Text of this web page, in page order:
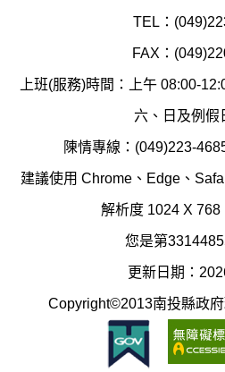
TEL：
FAX：
上班(服務)時間：上午 08:00-
六、日及例假
陳情專線：(049)223-
建議使用 Chrome、Edge、
解析度 1024 X 768
您是第
更新日期：
Copyright©2013南投縣政